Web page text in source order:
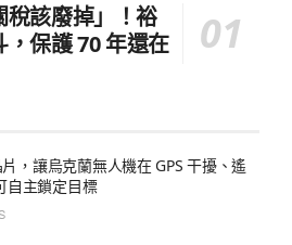
稅該廢掉」！裕
保護 70 年還在
，讓烏克蘭無人機在 GPS 干擾、遙
自主鎖定目標